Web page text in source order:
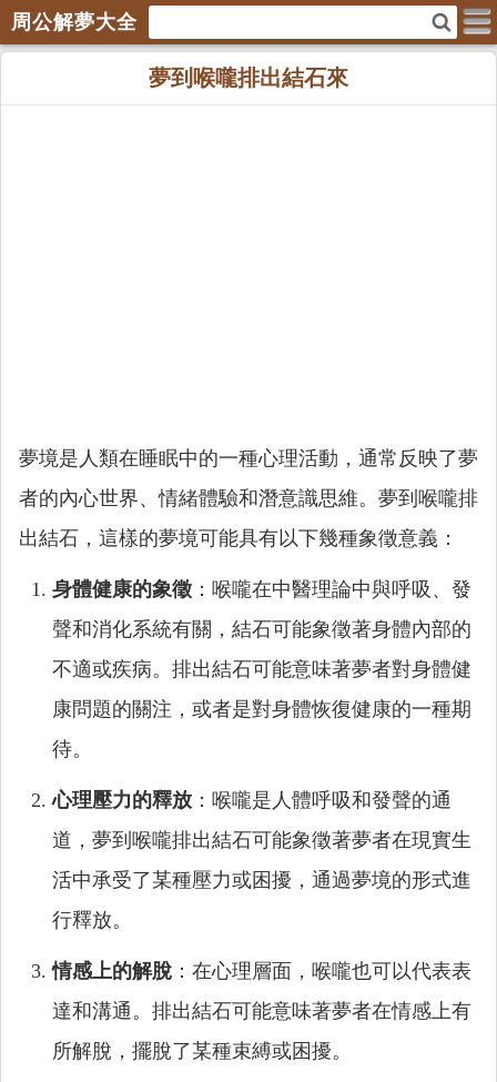
周公解夢大全
夢到喉嚨排出結石來
夢境是人類在睡眠中的一種心理活動，通常反映了夢
者的內心世界、情緒體驗和潛意識思維。夢到喉嚨排
出結石，這樣的夢境可能具有以下幾種象徵意義：
身體健康的象徵 ：喉嚨在中醫理論中與呼吸、發
聲和消化系統有關，結石可能象徵著身體內部的
不適或疾病。排出結石可能意味著夢者對身體健
康問題的關注，或者是對身體恢復健康的一種期
待。
心理壓力的釋放 ：喉嚨是人體呼吸和發聲的通
道，夢到喉嚨排出結石可能象徵著夢者在現實生
活中承受了某種壓力或困擾，通過夢境的形式進
行釋放。
情感上的解脫 ：在心理層面，喉嚨也可以代表表
達和溝通。排出結石可能意味著夢者在情感上有
所解脫，擺脫了某種束縛或困擾。